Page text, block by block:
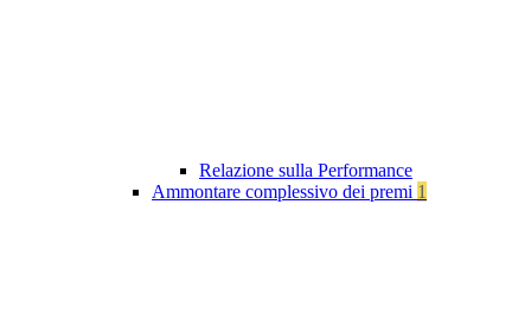
Relazione sulla Performance
Ammontare complessivo dei premi 1